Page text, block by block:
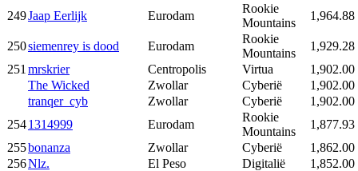
249Jaap Eerlijk Eurodam
Rookie
Mountains
1,964.88
250siemenrey is dood Eurodam
Rookie
Mountains
1,929.28
251 mrskrier Centropolis Virtua
1,902.00
The Wicked
Zwollar Cyberië
1,902.00
tranqer_cyb
Zwollar Cyberië
1,902.00
2541314999 Eurodam
Rookie
Mountains
1,877.93
255bonanza Zwollar Cyberië
1,862.00
256Nlz. El Peso Digitalië
1,852.00